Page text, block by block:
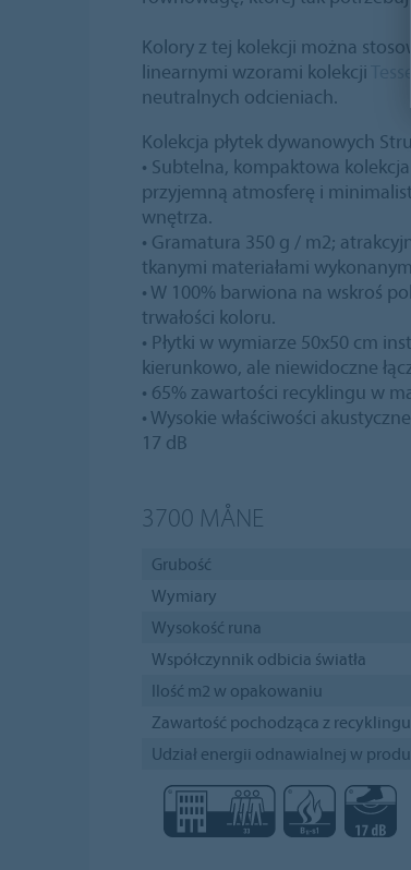
Kolory z tej kolekcji można
linearnymi wzorami kolekcji
neutralnych odcieniach.
Kolekcja płytek dywanowych
• Subtelna, kompaktowa
przyjemną atmosferę i
wnętrza.
• Gramatura 350 g / m2;
tkanymi materiałami
• W 100% barwiona na wskroś
trwałości koloru.
• Płytki w wymiarze 50x50 cm
kierunkowo, ale niewidoczne
• 65% zawartości recyklingu w
• Wysokie właściwości
17 dB
3700 MÅNE
Grubość
Wymiary
Wysokość runa
Współczynnik odbicia światła
Ilość m2 w opakowaniu
Zawartość pochodząca z
Udział energii odnawialnej w